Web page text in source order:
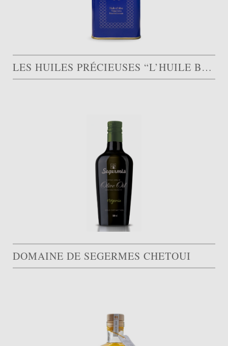
LES HUILES PRÉCIEUSES “L’HUILE BLEUE PICHOLINE”
DOMAINE DE SEGERMES CHETOUI